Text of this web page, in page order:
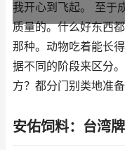
我开心到飞起。 至于
质量的。什么好东西
那种。动物吃着能长
据不同的阶段来区分
方？都分门别类地准
安佑饲料：台湾